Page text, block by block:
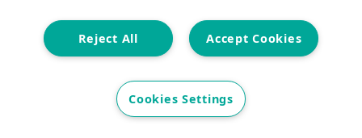
Accept Cookies
Reject All
Cookies Settings